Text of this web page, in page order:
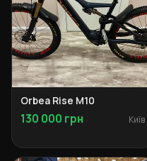
Orbea Rise M10
130 000 грн Київ